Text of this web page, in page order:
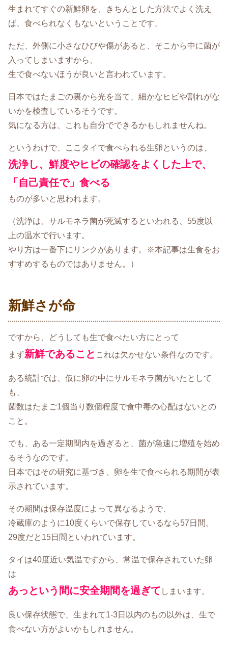
生まれてすぐの新鮮卵を、きちんとした方法でよく洗え
ば、食べられなくもないということです。
ただ、外側に小さなひびや傷があると、そこから中に菌が
入ってしまいますから、
生で食べないほうが良いと言われています。
日本ではたまごの裏から光を当て、細かなヒビや割れがな
いかを検査しているそうです。
気になる方は、これも自分でできるかもしれませんね。
というわけで、ここタイで食べられる生卵というのは、
洗浄し、鮮度やヒビの確認をよくした上で、
「自己責任で」食べる
ものが多いと思われます。
（洗浄は、サルモネラ菌が死滅するといわれる、55度以
上の温水で行います。
やり方は一番下にリンクがあります。※本記事は生食をお
すすめするものではありません。）
新鮮さが命
ですから、どうしても生で食べたい方にとって
まず新鮮であること これは欠かせない条件なのです。
ある統計では、仮に卵の中にサルモネラ菌がいたとして
も、
菌数はたまご1個当り数個程度で食中毒の心配はないとの
こと。
でも、ある一定期間内を過ぎると、菌が急速に増殖を始め
るそうなのです。
日本ではその研究に基づき、卵を生で食べられる期間が表
示されています。
その期間は保存温度によって異なるようで、
冷蔵庫のように10度くらいで保存しているなら57日間。
29度だと15日間といわれています。
タイは40度近い気温ですから、常温で保存されていた卵
は
あっという間に安全期間を過ぎて しまいます。
良い保存状態で、生まれて1-3日以内のもの以外は、生で
食べない方がよいかもしれません。